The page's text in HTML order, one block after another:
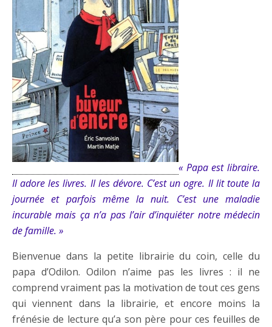
« Papa est libraire.
Il adore les livres. Il les dévore. C’est un ogre. Il lit toute la
journée et parfois même la nuit. C’est une maladie
incurable mais ça n’a pas l’air d’inquiéter notre médecin
de famille. »
Bienvenue dans la petite librairie du coin, celle du
papa d’Odilon. Odilon n’aime pas les livres : il ne
comprend vraiment pas la motivation de tout ces gens
qui viennent dans la librairie, et encore moins la
frénésie de lecture qu’a son père pour ces feuilles de